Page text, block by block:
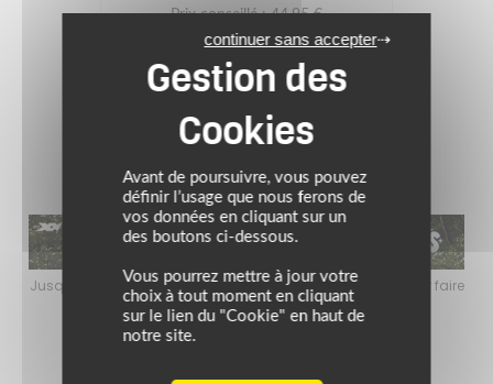
Prix conseillé : 44.95 €
35.96 €
noir/rouge/blanc
Jusqu’au 24 août 2026, profitez de l’ambiance estivale pour faire
le plein de bons plans sur l’équipement motard !
Avant de poursuivre, vous pouvez
définir l’usage que nous ferons de
vos données en cliquant sur un
des boutons ci-dessous.
Vous pourrez mettre à jour votre
choix à tout moment en cliquant
sur le lien du "Cookie" en haut de
notre site.
continuer sans accepter